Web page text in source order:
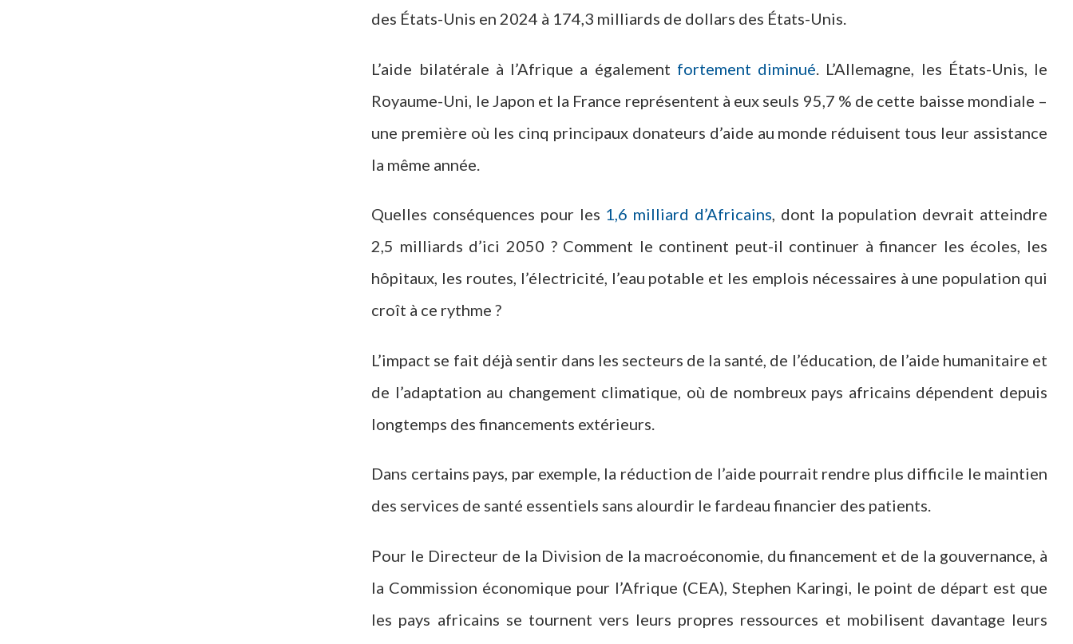
des États-Unis en 2024 à 174,3 milliards de dollars des États-Unis.
L’aide bilatérale à l’Afrique a également fortement diminué . L’Allemagne, les États-Unis, le
Royaume-Uni, le Japon et la France représentent à eux seuls 95,7 % de cette baisse mondiale –
une première où les cinq principaux donateurs d’aide au monde réduisent tous leur assistance
la même année.
Quelles conséquences pour les 1,6 milliard d’Africains, dont la population devrait atteindre
2,5 milliards d’ici 2050 ? Comment le continent peut-il continuer à financer les écoles, les
hôpitaux, les routes, l’électricité, l’eau potable et les emplois nécessaires à une population qui
croît à ce rythme ?
L’impact se fait déjà sentir dans les secteurs de la santé, de l’éducation, de l’aide humanitaire et
de l’adaptation au changement climatique, où de nombreux pays africains dépendent depuis
longtemps des financements extérieurs.
Dans certains pays, par exemple, la réduction de l’aide pourrait rendre plus difficile le maintien
des services de santé essentiels sans alourdir le fardeau financier des patients.
Pour le Directeur de la Division de la macroéconomie, du financement et de la gouvernance, à
la Commission économique pour l’Afrique (CEA), Stephen Karingi, le point de départ est que
les pays africains se tournent vers leurs propres ressources et mobilisent davantage leurs